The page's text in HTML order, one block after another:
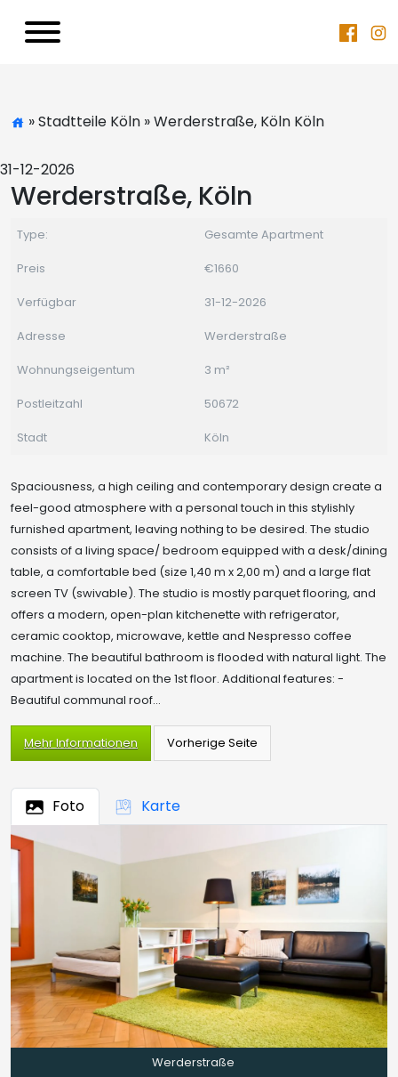
» Stadtteile Köln » Werderstraße, Köln Köln
31-12-2026
Werderstraße, Köln
Type:
Gesamte Apartment
Preis
€1660
Verfügbar
31-12-2026
Adresse
Werderstraße
Wohnungseigentum
3 m²
Postleitzahl
50672
Stadt
Köln
Spaciousness, a high ceiling and contemporary design create a
feel-good atmosphere with a personal touch in this stylishly
furnished apartment, leaving nothing to be desired. The studio
consists of a living space/ bedroom equipped with a desk/dining
table, a comfortable bed (size 1,40 m x 2,00 m) and a large flat
screen TV (swivable). The studio is mostly parquet flooring, and
offers a modern, open-plan kitchenette with refrigerator,
ceramic cooktop, microwave, kettle and Nespresso coffee
machine. The beautiful bathroom is flooded with natural light. The
apartment is located on the 1st floor. Additional features: -
Beautiful communal roof...
Mehr Informationen
Foto Karte
Werderstraße